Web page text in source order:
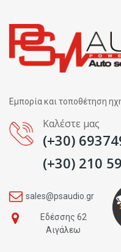
Εμπορία και τοποθέτηση
Καλέστε μας
(+30)
(+30) 210
sales@psaudio.gr
Εδέσσης 62
Αιγάλεω